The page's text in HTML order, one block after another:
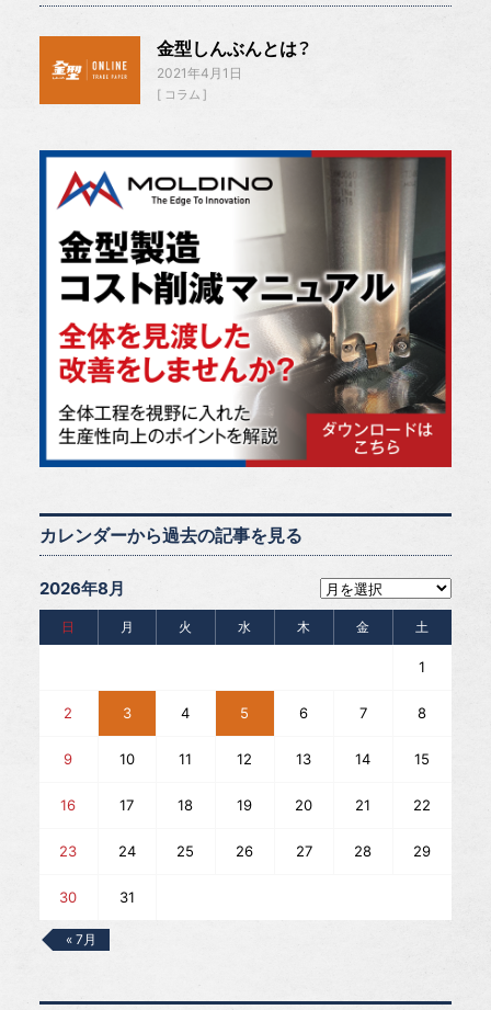
金型しんぶんとは？
2021年4月1日
コラム
カレンダーから過去の記事を見る
2026年8月
日 月 火 水 木 金 土
1
2 3 4 5 6 7 8
9 10 11 12 13 14 15
16 17 18 19 20 21 22
23 24 25 26 27 28 29
30 31
« 7月